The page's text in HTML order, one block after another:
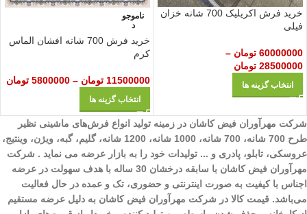
خرید فرش اکریلیک 700 شانه خزان
فیلی
60000000 تومان –
28500000 تومان
انتخاب گزینه ها
ناموجو
د
خرید فرش 700 شانه افشان الماس
کرم
11500000 تومان –
5800000 تومان
انتخاب گزینه ها
شرکت مهرآوران فیض کاشان در زمینه تولید انواع فرش‌های ماشینی نظیر
طرح 700 شانه، 700 شانه، 1000 شانه، 1200 شانه، گلیم، گبه، ویژن، وینتیج،
عروسکی، تابلو، پادری و ... تولیدات خود را به بازار عرضه می نماید . شرکت
مهرآوران فیض کاشان با سابقه درخشان 30 ساله با هدف سهولت در عرضه
اجناس با کیفیت به صورت اینترنتی و حضوری، تک و عمده در حال فعالیت
می‌باشد. قیمت کالا در شرکت مهرآوران فیض کاشان به دلیل عرضه مستقیم